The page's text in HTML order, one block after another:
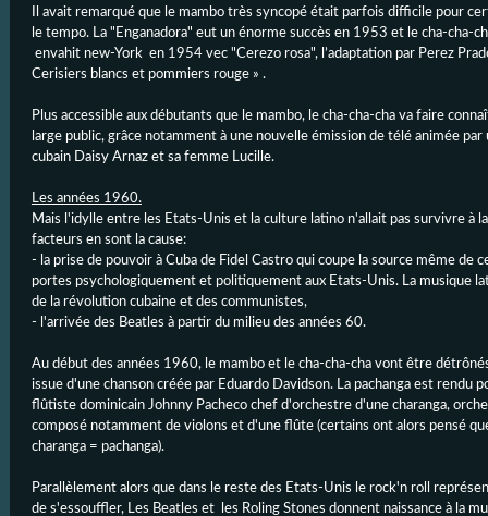
Il avait remarqué que le mambo très syncopé était parfois difficile pour
le tempo. La "Enganadora" eut un énorme succès en 1953 et le cha-cha-
envahit new-York en 1954 vec "Cerezo rosa", l’adaptation par Perez
Cerisiers blancs et pommiers rouge » .
Plus accessible aux débutants que le mambo, le cha-cha-cha va faire
large public, grâce notamment à une nouvelle émission de télé animée
cubain Daisy Arnaz et sa femme Lucille.
Les années 1960.
Mais l'idylle entre les Etats-Unis et la culture latino n'allait pas survivre à
facteurs en sont la cause:
- la prise de pouvoir à Cuba de Fidel Castro qui coupe la source même de
portes psychologiquement et politiquement aux Etats-Unis. La musique
de la révolution cubaine et des communistes,
- l'arrivée des Beatles à partir du milieu des années 60.
Au début des années 1960, le mambo et le cha-cha-cha vont être
issue d'une chanson créée par Eduardo Davidson. La pachanga est rendu
flûtiste dominicain Johnny Pacheco chef d'orchestre d'une charanga,
composé notamment de violons et d'une flûte (certains ont alors pensé
charanga = pachanga).
Parallèlement alors que dans le reste des Etats-Unis le rock'n roll
de s'essouffler, Les Beatles et les Roling Stones donnent naissance à la